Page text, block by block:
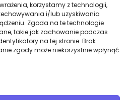
korzystamy z technologii,
i/lub uzyskiwania
Zgoda na te technologie
takie jak zachowanie podczas
na tej stronie. Brak
zgody może niekorzystnie wpłynąć